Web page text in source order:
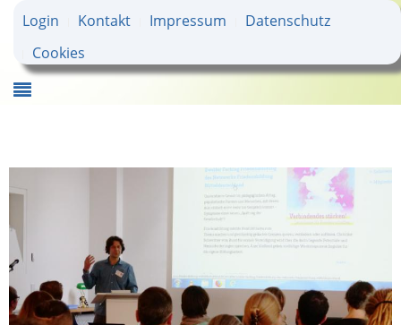
Login Kontakt Impressum
Datenschutz
Cookies